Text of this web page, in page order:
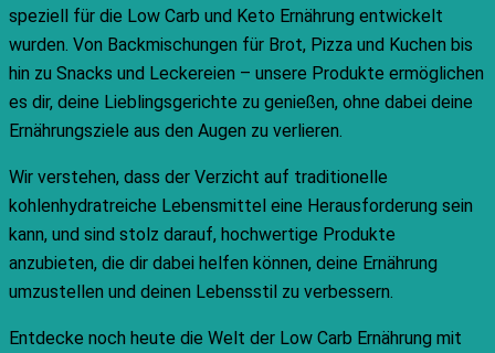
speziell für die Low Carb und Keto Ernährung entwickelt
wurden. Von Backmischungen für Brot, Pizza und Kuchen bis
hin zu Snacks und Leckereien – unsere Produkte ermöglichen
es dir, deine Lieblingsgerichte zu genießen, ohne dabei deine
Ernährungsziele aus den Augen zu verlieren.
Wir verstehen, dass der Verzicht auf traditionelle
kohlenhydratreiche Lebensmittel eine Herausforderung sein
kann, und sind stolz darauf, hochwertige Produkte
anzubieten, die dir dabei helfen können, deine Ernährung
umzustellen und deinen Lebensstil zu verbessern.
Entdecke noch heute die Welt der Low Carb Ernährung mit